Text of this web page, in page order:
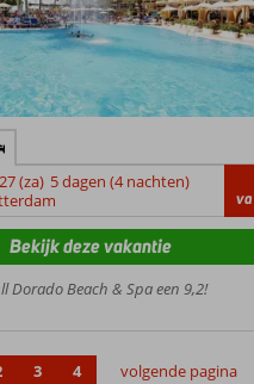
(za) 5 dagen (4 nachten)
va
Dorado Beach & Spa een 9,2!
Bekijk deze vakantie
3 4 volgende pagina